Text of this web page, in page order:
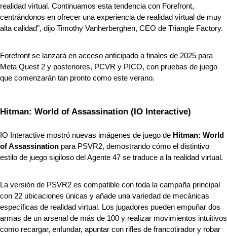
realidad virtual. Continuamos esta tendencia con Forefront,
centrándonos en ofrecer una experiencia de realidad virtual de muy
alta calidad", dijo Timothy Vanherberghen, CEO de Triangle Factory.
Forefront se lanzará en acceso anticipado a finales de 2025 para
Meta Quest 2 y posteriores, PCVR y PICO, con pruebas de juego
que comenzarán tan pronto como este verano.
Hitman: World of Assassination (IO Interactive)
IO Interactive mostró nuevas imágenes de juego de Hitman: World
of Assassination para PSVR2, demostrando cómo el distintivo
estilo de juego sigiloso del Agente 47 se traduce a la realidad virtual.
La versión de PSVR2 es compatible con toda la campaña principal
con 22 ubicaciones únicas y añade una variedad de mecánicas
específicas de realidad virtual. Los jugadores pueden empuñar dos
armas de un arsenal de más de 100 y realizar movimientos intuitivos
como recargar, enfundar, apuntar con rifles de francotirador y robar